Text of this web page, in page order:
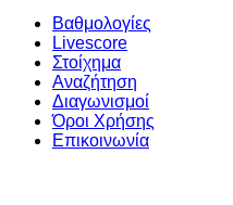
Βαθμολογίες
Livescore
Στοίχημα
Αναζήτηση
Διαγωνισμοί
Όροι Χρήσης
Επικοινωνία